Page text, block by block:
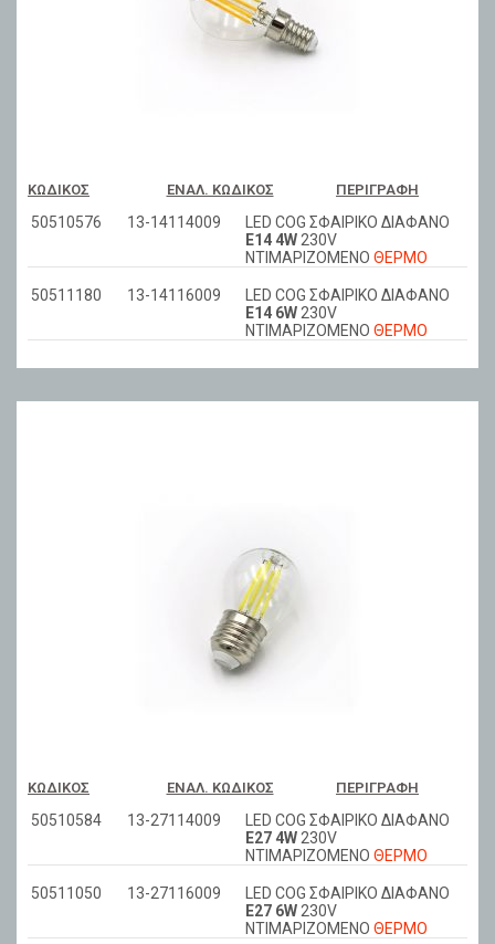
ΚΩΔΙΚΌΣ ΕΝΑΛ. ΚΩΔΙΚΌΣ ΠΕΡΙΓΡΑΦΉ
50510576 13-14114009
LED COG ΣΦΑΙΡΙΚΟ ΔΙΑΦΑΝΟ
Ε14 4W230V
ΝΤΙΜΑΡIZOMENO ΘΕΡΜΟ
50511180 13-14116009
LED COG ΣΦΑΙΡΙΚΟ ΔΙΑΦΑΝΟ
Ε14 6W230V
ΝΤΙΜΑΡIZOMENO ΘΕΡΜΟ
ΚΩΔΙΚΌΣ ΕΝΑΛ. ΚΩΔΙΚΌΣ ΠΕΡΙΓΡΑΦΉ
50510584 13-27114009
LED COG ΣΦΑΙΡΙΚΟ ΔΙΑΦΑΝΟ
Ε27 4W230V
ΝΤΙΜΑΡIZOMENO ΘΕΡΜΟ
50511050 13-27116009
LED COG ΣΦΑΙΡΙΚΟ ΔΙΑΦΑΝΟ
Ε27 6W230V
ΝΤΙΜΑΡIZOMENO ΘΕΡΜΟ